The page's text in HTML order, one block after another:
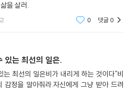
기 자신을 그대로 받아들이지 말라고 부추
고, 더 예뻐지고 더 날씬해지고 더 행복해지
메워지지 않는 구멍과도 같아서 우리의
에 시간을 쓰게 하고, 그럴수록 시간과 에너
을 살러.
0 댓글0
있는 최선의 일은.
최선의 일은비가 내리게 하는 것이다"비
감정을 알아줘라.자신에게 그냥 받아 드려